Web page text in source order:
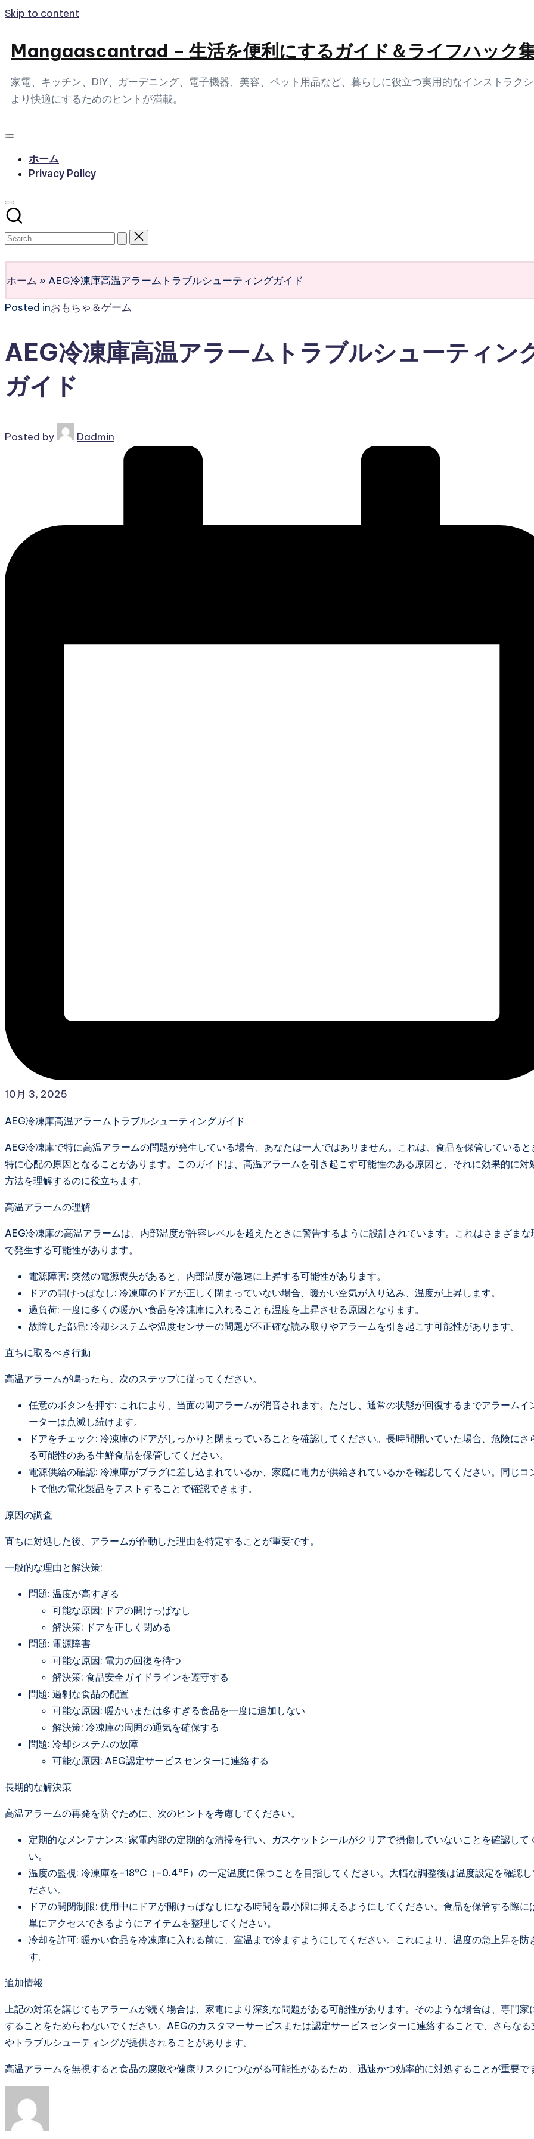
Skip to content
Mangaascantrad – 生活を便利にするガイド＆ライフハック
家電、キッチン、DIY、ガーデニング、電子機器、美容、ペット用品など、暮らしに役立つ実用的なインストラク
より快適にするためのヒントが満載。
ホーム
Privacy Policy
ホーム » AEG冷凍庫高温アラームトラブルシューティングガイド
Posted inおもちゃ＆ゲーム
AEG冷凍庫高温アラームトラブルシューティン
ガイド
Posted by Dadmin
10月 3, 2025
AEG冷凍庫高温アラームトラブルシューティングガイド
AEG冷凍庫で特に高温アラームの問題が発生している場合、あなたは一人ではありません。これは、食品を保管していると
特に心配の原因となることがあります。このガイドは、高温アラームを引き起こす可能性のある原因と、それに効果的に対
方法を理解するのに役立ちます。
高温アラームの理解
AEG冷凍庫の高温アラームは、内部温度が許容レベルを超えたときに警告するように設計されています。これはさまざまな
で発生する可能性があります。
電源障害: 突然の電源喪失があると、内部温度が急速に上昇する可能性があります。
ドアの開けっぱなし: 冷凍庫のドアが正しく閉まっていない場合、暖かい空気が入り込み、温度が上昇します。
過負荷: 一度に多くの暖かい食品を冷凍庫に入れることも温度を上昇させる原因となります。
故障した部品: 冷却システムや温度センサーの問題が不正確な読み取りやアラームを引き起こす可能性があります。
直ちに取るべき行動
高温アラームが鳴ったら、次のステップに従ってください。
任意のボタンを押す: これにより、当面の間アラームが消音されます。ただし、通常の状態が回復するまでアラームイ
ーターは点滅し続けます。
ドアをチェック: 冷凍庫のドアがしっかりと閉まっていることを確認してください。長時間開いていた場合、危険にさ
る可能性のある生鮮食品を保管してください。
電源供給の確認: 冷凍庫がプラグに差し込まれているか、家庭に電力が供給されているかを確認してください。同じコ
トで他の電化製品をテストすることで確認できます。
原因の調査
直ちに対処した後、アラームが作動した理由を特定することが重要です。
一般的な理由と解決策:
問題: 温度が高すぎる
可能な原因: ドアの開けっぱなし
解決策: ドアを正しく閉める
問題: 電源障害
可能な原因: 電力の回復を待つ
解決策: 食品安全ガイドラインを遵守する
問題: 過剰な食品の配置
可能な原因: 暖かいまたは多すぎる食品を一度に追加しない
解決策: 冷凍庫の周囲の通気を確保する
問題: 冷却システムの故障
可能な原因: AEG認定サービスセンターに連絡する
長期的な解決策
高温アラームの再発を防ぐために、次のヒントを考慮してください。
定期的なメンテナンス: 家電内部の定期的な清掃を行い、ガスケットシールがクリアで損傷していないことを確認して
い。
温度の監視: 冷凍庫を-18°C（-0.4°F）の一定温度に保つことを目指してください。大幅な調整後は温度設定を確認
ださい。
ドアの開閉制限: 使用中にドアが開けっぱなしになる時間を最小限に抑えるようにしてください。食品を保管する際に
単にアクセスできるようにアイテムを整理してください。
冷却を許可: 暖かい食品を冷凍庫に入れる前に、室温まで冷ますようにしてください。これにより、温度の急上昇を防
す。
追加情報
上記の対策を講じてもアラームが続く場合は、家電により深刻な問題がある可能性があります。そのような場合は、専門家
することをためらわないでください。AEGのカスタマーサービスまたは認定サービスセンターに連絡することで、さらなる
やトラブルシューティングが提供されることがあります。
高温アラームを無視すると食品の腐敗や健康リスクにつながる可能性があるため、迅速かつ効率的に対処することが重要で